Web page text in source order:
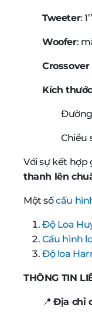
Tweeter:
Woofer:
Kích
Đường
Chiều
Với sự kết hợp
thanh lên
Một sốcấu
Độ Loa
Cấu hình
Độ loa
THÔNG TIN
📍Địa chỉ